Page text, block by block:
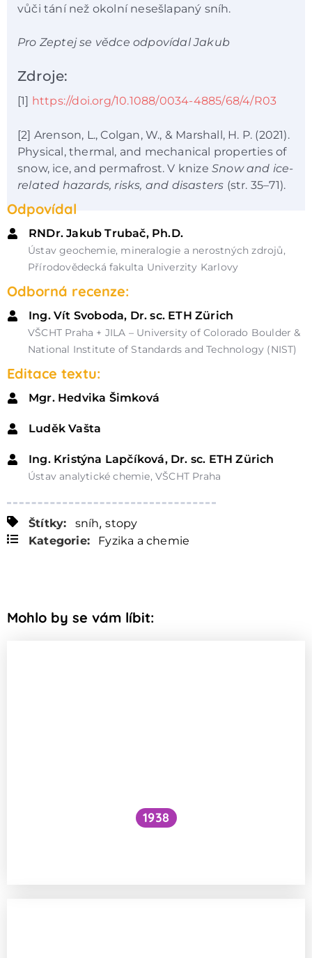
vůči tání než okolní nesešlapaný sníh.
Pro Zeptej se vědce odpovídal Jakub
Zdroje:
[1] https://doi.org/10.1088/0034-4885/68/4/R03
[2] Arenson, L., Colgan, W., & Marshall, H. P. (2021).
Physical, thermal, and mechanical properties of
snow, ice, and permafrost. V knize Snow and ice-
related hazards, risks, and disasters (str. 35–71).
Odpovídal
RNDr. Jakub Trubač, Ph.D.
Ústav geochemie, mineralogie a nerostných zdrojů,
Přírodovědecká fakulta Univerzity Karlovy
Odborná recenze:
Ing. Vít Svoboda, Dr. sc. ETH Zürich
VŠCHT Praha + JILA – University of Colorado Boulder &
National Institute of Standards and Technology (NIST)
Editace textu:
Mgr. Hedvika Šimková
Luděk Vašta
Ing. Kristýna Lapčíková, Dr. sc. ETH Zürich
Ústav analytické chemie, VŠCHT Praha
Štítky: sníh, stopy
Kategorie:
Fyzika a chemie
Mohlo by se vám líbit:
1938